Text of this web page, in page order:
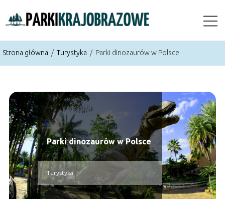
Strona główna / Turystyka / Parki dinozaurów w Polsce
Parki dinozaurów w Polsce
Turystyka